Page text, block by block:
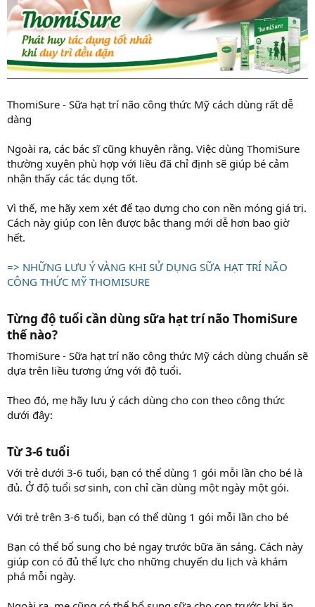
ThomiSure - Sữa hạt trí não công thức Mỹ cách dùng rất dễ
dàng
Ngoài ra, các bác sĩ cũng khuyên rằng. Việc dùng ThomiSure
thường xuyên phù hợp với liều đã chỉ định sẽ giúp bé cảm
nhận thấy các tác dụng tốt.
Vì thế, mẹ hãy xem xét để tạo dựng cho con nền móng giá trị.
Cách này giúp con lên được bậc thang mới dễ hơn bao giờ
hết.
=> NHỮNG LƯU Ý VÀNG KHI SỬ DỤNG SỮA HẠT TRÍ NÃO
CÔNG THỨC MỸ THOMISURE
Từng độ tuổi cần dùng sữa hạt trí não ThomiSure
thế nào?​
ThomiSure - Sữa hạt trí não công thức Mỹ cách dùng chuẩn sẽ
dựa trên liều tương ứng với độ tuổi.
Theo đó, mẹ hãy lưu ý cách dùng cho con theo công thức
dưới đây:
Từ 3-6 tuổi​
Với trẻ dưới 3-6 tuổi, bạn có thể dùng 1 gói mỗi lần cho bé là
đủ. Ở độ tuổi sơ sinh, con chỉ cần dùng một ngày một gói.
Với trẻ trên 3-6 tuổi, bạn có thể dùng 1 gói mỗi lần cho bé
Bạn có thể bổ sung cho bé ngay trước bữa ăn sáng. Cách này
giúp con có đủ thể lực cho những chuyến du lịch và khám
phá mỗi ngày.